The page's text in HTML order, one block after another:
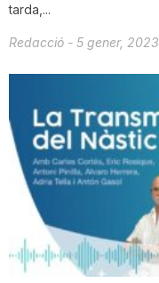
tarda,...
Redacció - 5 gener, 2023